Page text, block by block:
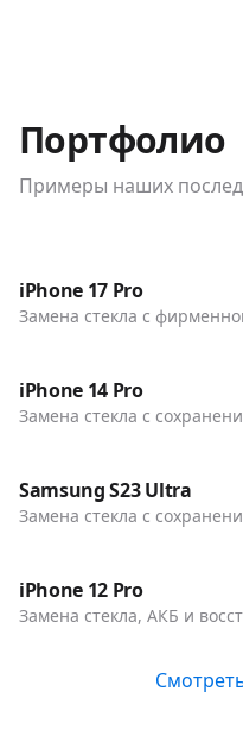
Портфолио
Примеры наших
Телефоны
iPhone 17 Pro
Замена стекла с
Телефоны
iPhone 14 Pro
Замена стекла с
Телефоны
Samsung S23 Ultra
Замена стекла с
Телефоны
iPhone 12 Pro
Замена стекла, АКБ и